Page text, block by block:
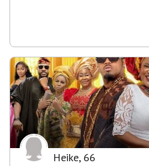
Heike, 66